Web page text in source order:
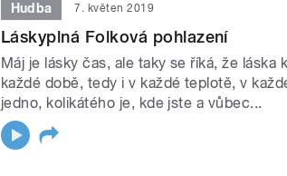
Hudba 7. květen 2019
Láskyplná Folková pohlazení
Máj je lásky čas, ale taky se říká, že láska
každé době, tedy i v každé teplotě, v
jedno, kolikátého je, kde jste a vůbec...